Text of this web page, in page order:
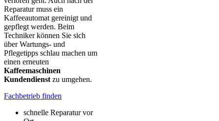
Reparatur muss ein
Kaffeeautomat gereinigt und
gepflegt werden. Beim
Techniker können Sie sich
über Wartungs- und
Pflegetipps schlau machen um
einen erneuten
Kaffeemaschinen
Kundendienst zu umgehen.
Fachbetrieb finden
schnelle Reparatur vor